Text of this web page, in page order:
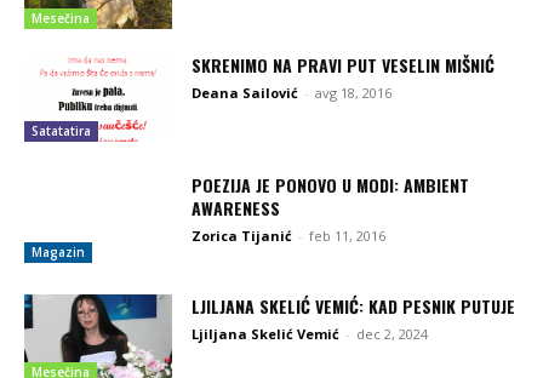
Mesečina
Satatatira
SKRENIMO NA PRAVI PUT VESELIN MIŠNIĆ
Deana Sailović - avg 18, 2016
Magazin
POEZIJA JE PONOVO U MODI: AMBIENT
AWARENESS
Zorica Tijanić - feb 11, 2016
Mesečina
LJILJANA SKELIĆ VEMIĆ: KAD PESNIK PUTUJE
Ljiljana Skelić Vemić - dec 2, 2024